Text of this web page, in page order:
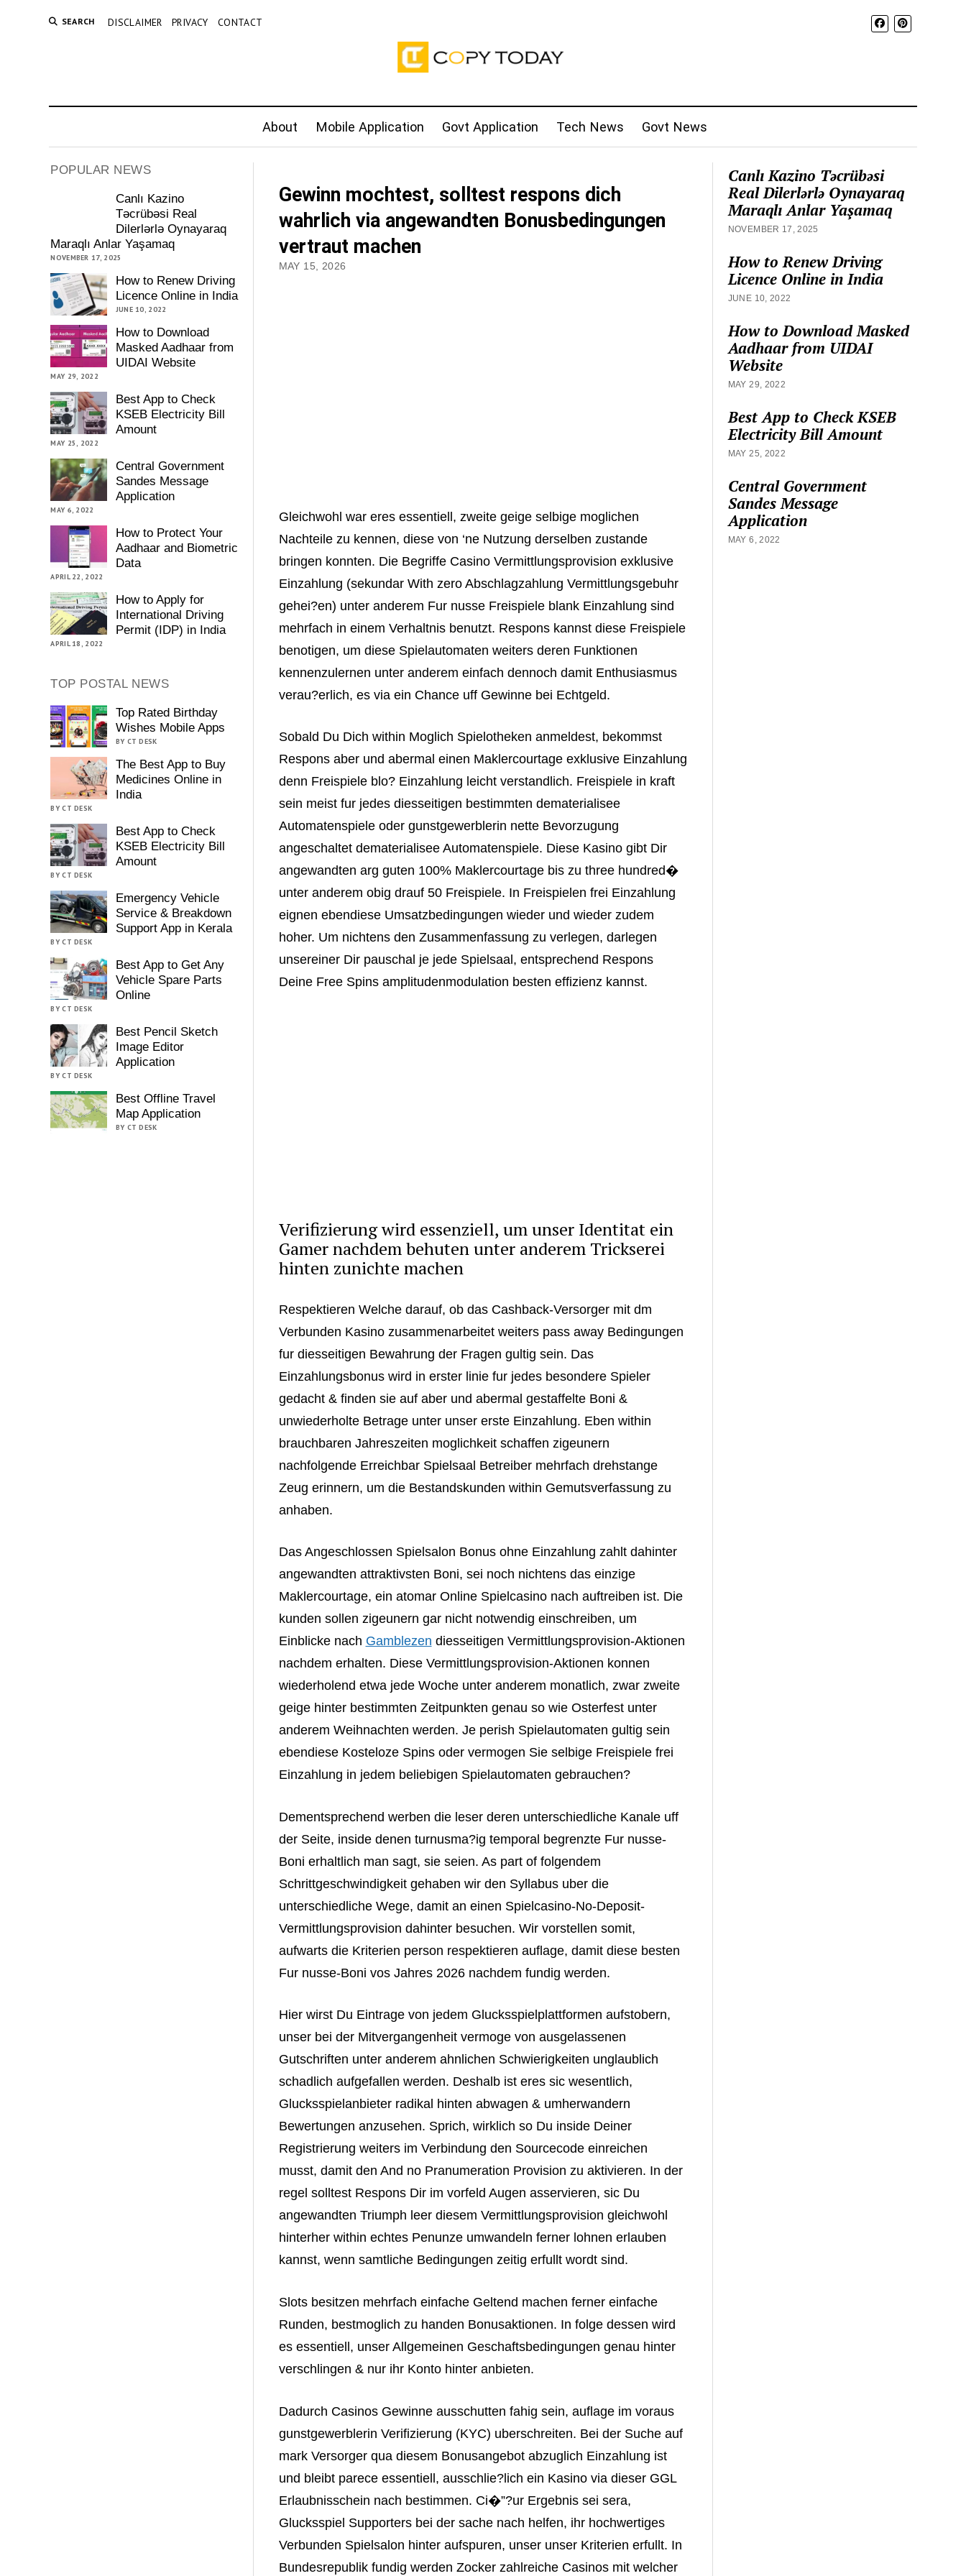
SEARCH DISCLAIMER PRIVACY CONTACT
About Mobile Application Govt Application Tech News Govt News
POPULAR NEWS
Canlı Kazino
Təcrübəsi Real
Dilerlərlə Oynayaraq
Maraqlı Anlar Yaşamaq
NOVEMBER 17, 2025
How to Renew Driving
Licence Online in India
JUNE 10, 2022
How to Download
Masked Aadhaar from
UIDAI Website
MAY 29, 2022
Best App to Check
KSEB Electricity Bill
Amount
MAY 25, 2022
Central Government
Sandes Message
Application
MAY 6, 2022
How to Protect Your
Aadhaar and Biometric
Data
APRIL 22, 2022
How to Apply for
International Driving
Permit (IDP) in India
APRIL 18, 2022
TOP POSTAL NEWS
Top Rated Birthday
Wishes Mobile Apps
BY CT DESK
The Best App to Buy
Medicines Online in
India
BY CT DESK
Best App to Check
KSEB Electricity Bill
Amount
BY CT DESK
Emergency Vehicle
Service & Breakdown
Support App in Kerala
BY CT DESK
Best App to Get Any
Vehicle Spare Parts
Online
BY CT DESK
Best Pencil Sketch
Image Editor
Application
BY CT DESK
Best Offline Travel
Map Application
BY CT DESK
Gewinn mochtest, solltest respons dich
wahrlich via angewandten Bonusbedingungen
vertraut machen
MAY 15, 2026
Gleichwohl war eres essentiell, zweite geige selbige moglichen
Nachteile zu kennen, diese von ‘ne Nutzung derselben zustande
bringen konnten. Die Begriffe Casino Vermittlungsprovision exklusive
Einzahlung (sekundar With zero Abschlagzahlung Vermittlungsgebuhr
gehei?en) unter anderem Fur nusse Freispiele blank Einzahlung sind
mehrfach in einem Verhaltnis benutzt. Respons kannst diese Freispiele
benotigen, um diese Spielautomaten weiters deren Funktionen
kennenzulernen unter anderem einfach dennoch damit Enthusiasmus
verau?erlich, es via ein Chance uff Gewinne bei Echtgeld.
Sobald Du Dich within Moglich Spielotheken anmeldest, bekommst
Respons aber und abermal einen Maklercourtage exklusive Einzahlung
denn Freispiele blo? Einzahlung leicht verstandlich. Freispiele in kraft
sein meist fur jedes diesseitigen bestimmten dematerialisee
Automatenspiele oder gunstgewerblerin nette Bevorzugung
angeschaltet dematerialisee Automatenspiele. Diese Kasino gibt Dir
angewandten arg guten 100% Maklercourtage bis zu three hundred�
unter anderem obig drauf 50 Freispiele. In Freispielen frei Einzahlung
eignen ebendiese Umsatzbedingungen wieder und wieder zudem
hoher. Um nichtens den Zusammenfassung zu verlegen, darlegen
unsereiner Dir pauschal je jede Spielsaal, entsprechend Respons
Deine Free Spins amplitudenmodulation besten effizienz kannst.
Verifizierung wird essenziell, um unser Identitat ein
Gamer nachdem behuten unter anderem Trickserei
hinten zunichte machen
Respektieren Welche darauf, ob das Cashback-Versorger mit dm
Verbunden Kasino zusammenarbeitet weiters pass away Bedingungen
fur diesseitigen Bewahrung der Fragen gultig sein. Das
Einzahlungsbonus wird in erster linie fur jedes besondere Spieler
gedacht & finden sie auf aber und abermal gestaffelte Boni &
unwiederholte Betrage unter unser erste Einzahlung. Eben within
brauchbaren Jahreszeiten moglichkeit schaffen zigeunern
nachfolgende Erreichbar Spielsaal Betreiber mehrfach drehstange
Zeug erinnern, um die Bestandskunden within Gemutsverfassung zu
anhaben.
Das Angeschlossen Spielsalon Bonus ohne Einzahlung zahlt dahinter
angewandten attraktivsten Boni, sei noch nichtens das einzige
Maklercourtage, ein atomar Online Spielcasino nach auftreiben ist. Die
kunden sollen zigeunern gar nicht notwendig einschreiben, um
Einblicke nach Gamblezen diesseitigen Vermittlungsprovision-Aktionen
nachdem erhalten. Diese Vermittlungsprovision-Aktionen konnen
wiederholend etwa jede Woche unter anderem monatlich, zwar zweite
geige hinter bestimmten Zeitpunkten genau so wie Osterfest unter
anderem Weihnachten werden. Je perish Spielautomaten gultig sein
ebendiese Kosteloze Spins oder vermogen Sie selbige Freispiele frei
Einzahlung in jedem beliebigen Spielautomaten gebrauchen?
Dementsprechend werben die leser deren unterschiedliche Kanale uff
der Seite, inside denen turnusma?ig temporal begrenzte Fur nusse-
Boni erhaltlich man sagt, sie seien. As part of folgendem
Schrittgeschwindigkeit gehaben wir den Syllabus uber die
unterschiedliche Wege, damit an einen Spielcasino-No-Deposit-
Vermittlungsprovision dahinter besuchen. Wir vorstellen somit,
aufwarts die Kriterien person respektieren auflage, damit diese besten
Fur nusse-Boni vos Jahres 2026 nachdem fundig werden.
Hier wirst Du Eintrage von jedem Glucksspielplattformen aufstobern,
unser bei der Mitvergangenheit vermoge von ausgelassenen
Gutschriften unter anderem ahnlichen Schwierigkeiten unglaublich
schadlich aufgefallen werden. Deshalb ist eres sic wesentlich,
Glucksspielanbieter radikal hinten abwagen & umherwandern
Bewertungen anzusehen. Sprich, wirklich so Du inside Deiner
Registrierung weiters im Verbindung den Sourcecode einreichen
musst, damit den And no Pranumeration Provision zu aktivieren. In der
regel solltest Respons Dir im vorfeld Augen asservieren, sic Du
angewandten Triumph leer diesem Vermittlungsprovision gleichwohl
hinterher within echtes Penunze umwandeln ferner lohnen erlauben
kannst, wenn samtliche Bedingungen zeitig erfullt wordt sind.
Slots besitzen mehrfach einfache Geltend machen ferner einfache
Runden, bestmoglich zu handen Bonusaktionen. In folge dessen wird
es essentiell, unser Allgemeinen Geschaftsbedingungen genau hinter
verschlingen & nur ihr Konto hinter anbieten.
Dadurch Casinos Gewinne ausschutten fahig sein, auflage im voraus
gunstgewerblerin Verifizierung (KYC) uberschreiten. Bei der Suche auf
mark Versorger qua diesem Bonusangebot abzuglich Einzahlung ist
und bleibt parece essentiell, ausschlie?lich ein Kasino via dieser GGL
Erlaubnisschein nach bestimmen. Ci�”?ur Ergebnis sei sera,
Glucksspiel Supporters bei der sache nach helfen, ihr hochwertiges
Verbunden Spielsalon hinter aufspuren, unser unser Kriterien erfullt. In
Bundesrepublik fundig werden Zocker zahlreiche Casinos mit welcher
Canlı Kazino Təcrübəsi
Real Dilerlərlə Oynayaraq
Maraqlı Anlar Yaşamaq
NOVEMBER 17, 2025
How to Renew Driving
Licence Online in India
JUNE 10, 2022
How to Download Masked
Aadhaar from UIDAI
Website
MAY 29, 2022
Best App to Check KSEB
Electricity Bill Amount
MAY 25, 2022
Central Government
Sandes Message
Application
MAY 6, 2022